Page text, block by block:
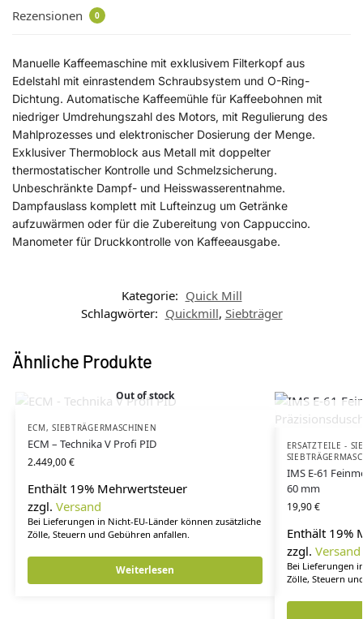
Rezensionen 0
Manuelle Kaffeemaschine mit exklusivem Filterkopf aus
Edelstahl mit einrastendem Schraubsystem und O-Ring-
Dichtung. Automatische Kaffeemühle für Kaffeebohnen mit
niedriger Umdrehungszahl des Motors, mit Regulierung des
Mahlprozesses und elektronischer Dosierung der Menge.
Exklusiver Thermoblock aus Metall mit doppelter
thermostatischer Kontrolle und Schmelzsicherung.
Unbeschränkte Dampf- und Heisswasserentnahme.
Dampfauslass komplett mit Lufteinzug um Getränke
aufzuwärmen oder für die Zubereitung von Cappuccino.
Manometer für Druckkontrolle von Kaffeeausgabe.
Kategorie: Quick Mill
Schlagwörter: Quickmill, Siebträger
Ähnliche Produkte
Out of stock
ECM,SIEBTRÄGERMASCHINEN
ECM – Technika V Profi PID
2.449,00€
Enthält 19% Mehrwertsteuer
zzgl. Versand
Bei Lieferungen in Nicht-EU-Länder können zusätzliche
Zölle, Steuern und Gebühren anfallen.
Weiterlesen
ERSATZTEILE -
IMS E-61
60 mm
19,90€
Enthält 19%
zzgl. Versand
Bei Lieferungen
Zölle, Steuern